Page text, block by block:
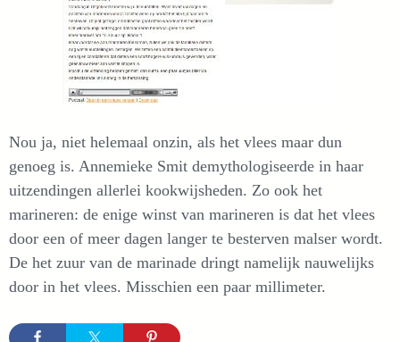
Nou ja, niet helemaal onzin, als het vlees maar dun
genoeg is. Annemieke Smit demythologiseerde in haar
uitzendingen allerlei kookwijsheden. Zo ook het
marineren: de enige winst van marineren is dat het vlees
door een of meer dagen langer te besterven malser wordt.
De het zuur van de marinade dringt namelijk nauwelijks
door in het vlees. Misschien een paar millimeter.